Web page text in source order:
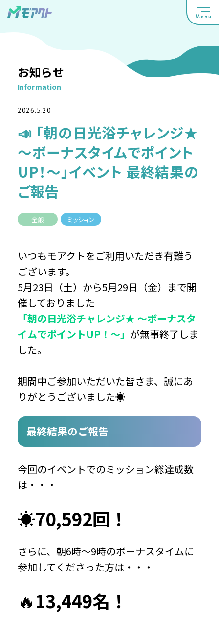
お知らせ
Information
2026.5.20
📣 「朝の日光浴チャレンジ★
〜ボーナスタイムでポイント
UP！〜」イベント 最終結果の
ご報告
全般 ミッション
いつもモアクトをご利用いただき有難う
ございます。
5月23日（土）から5月29日（金）まで開
催しておりました
「朝の日光浴チャレンジ★ 〜ボーナスタ
イムでポイントUP！〜」 が無事終了しま
した。
期間中ご参加いただいた皆さま、誠にあ
りがとうございました☀️
最終結果のご報告
今回のイベントでのミッション総達成数
は・・・
☀️70,592回！
さらに、朝6時〜9時のボーナスタイムに
参加してくださった方は・・・
🔥13,449名！